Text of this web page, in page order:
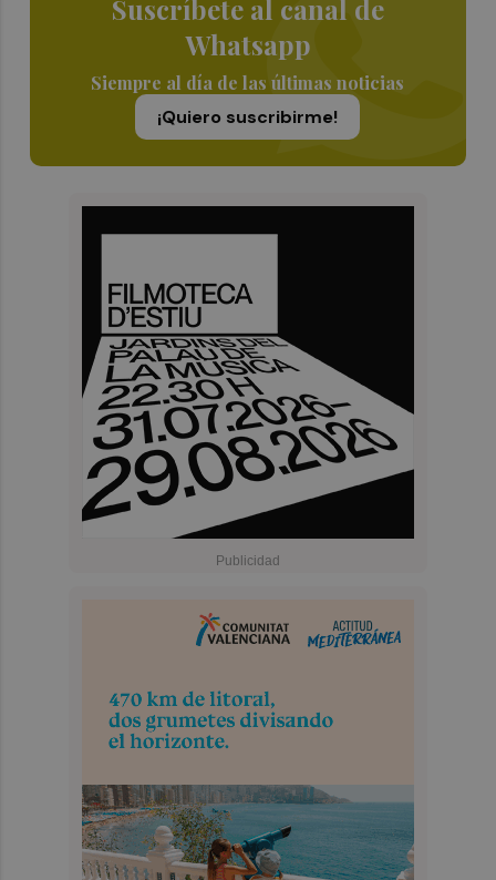
Suscríbete al canal de
Whatsapp
Siempre al día de las últimas noticias
¡Quiero suscribirme!